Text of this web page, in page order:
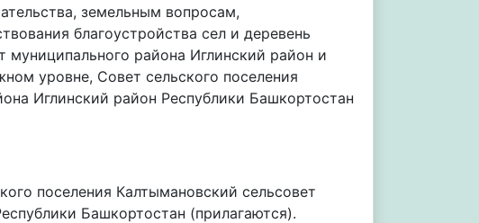
земельным вопросам,
благоустройства сел и деревень
муниципального района Иглинский район и
уровне, Совет сельского поселения
Иглинский район Республики Башкортостан
поселения Калтымановский сельсовет
Башкортостан (прилагаются).